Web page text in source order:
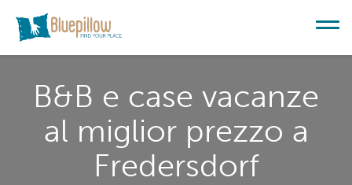
B&B e case vacanze
al miglior prezzo a
Fredersdorf